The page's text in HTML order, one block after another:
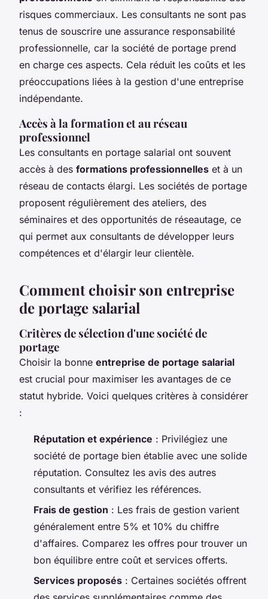
risques commerciaux. Les consultants ne sont pas
tenus de souscrire une assurance responsabilité
professionnelle, car la société de portage prend
en charge ces aspects. Cela réduit les coûts et les
préoccupations liées à la gestion d'une entreprise
indépendante.
Accès à la formation et au réseau
professionnel
Les consultants en portage salarial ont souvent
accès à des formations professionnelles et à un
réseau de contacts élargi. Les sociétés de portage
proposent régulièrement des ateliers, des
séminaires et des opportunités de réseautage, ce
qui permet aux consultants de développer leurs
compétences et d'élargir leur clientèle.
Comment choisir son entreprise
de portage salarial
Critères de sélection d'une société de
portage
Choisir la bonne entreprise de portage salarial
est crucial pour maximiser les avantages de ce
statut hybride. Voici quelques critères à considérer
:
Réputation et expérience : Privilégiez une
société de portage bien établie avec une solide
réputation. Consultez les avis des autres
consultants et vérifiez les références.
Frais de gestion : Les frais de gestion varient
généralement entre 5% et 10% du chiffre
d'affaires. Comparez les offres pour trouver un
bon équilibre entre coût et services offerts.
Services proposés : Certaines sociétés offrent